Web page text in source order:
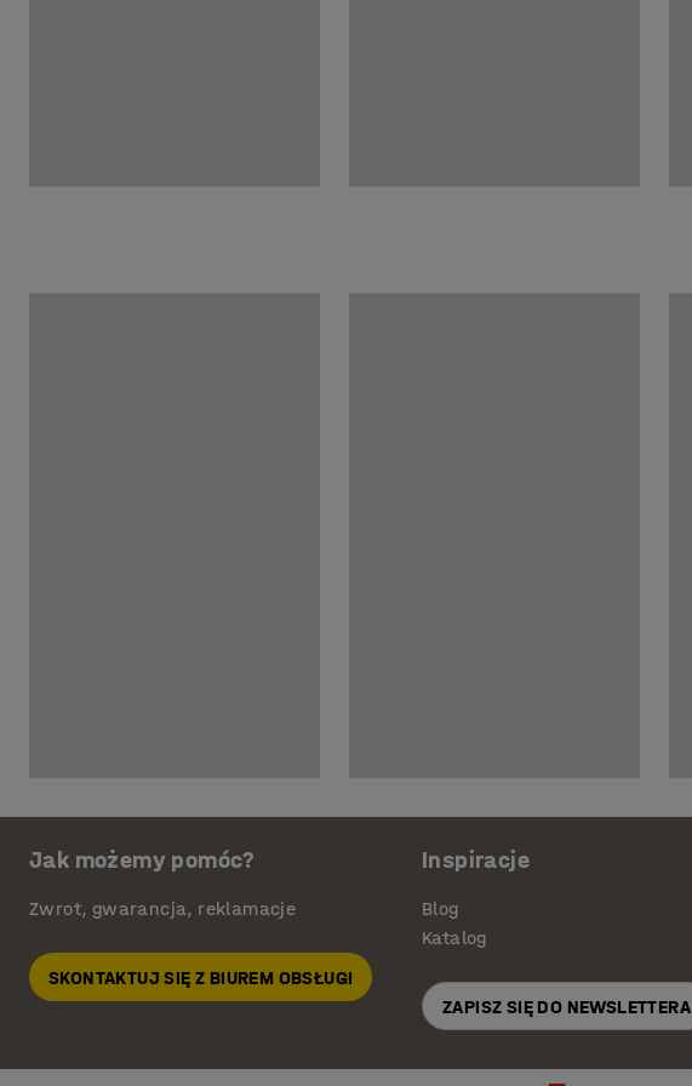
Jak możemy pomóc?
Zwrot, gwarancja, reklamacje
SKONTAKTUJ SIĘ Z BIUREM OBSŁUGI
Inspiracje
Blog
Katalog
ZAPISZ SIĘ DO NEWSLETTERA